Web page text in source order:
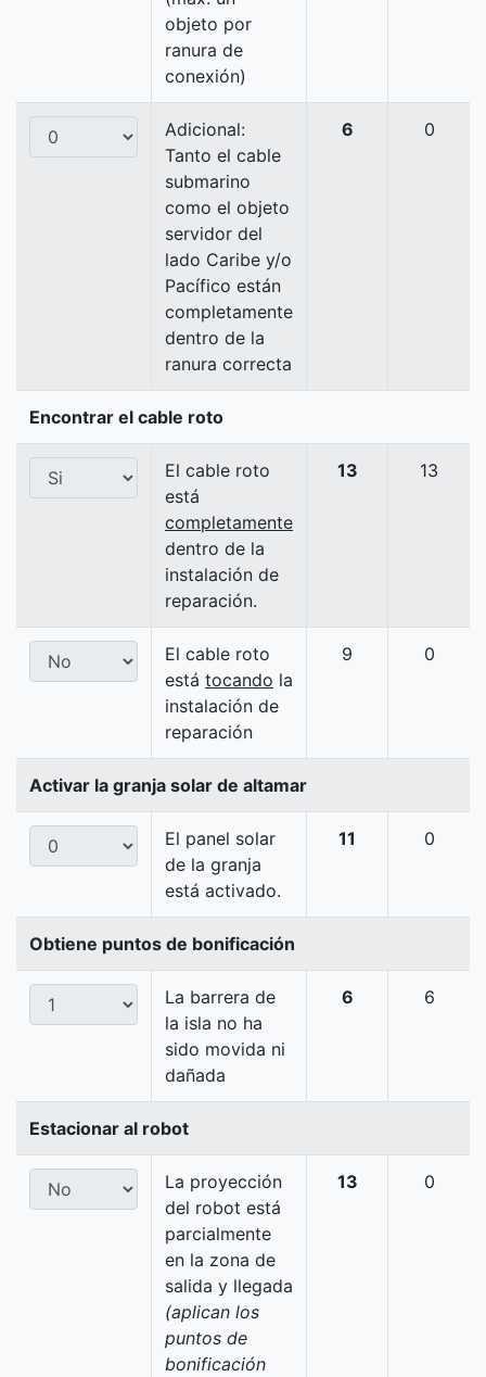
objeto por
ranura de
conexión)
Adicional:
Tanto el cable
submarino
como el objeto
servidor del
lado Caribe y/o
Pacífico están
completamente
dentro de la
ranura correcta
6 0
Encontrar el cable roto
El cable roto
está
completamente
dentro de la
instalación de
reparación.
13 13
El cable roto
está tocando la
instalación de
reparación
9 0
Activar la granja solar de altamar
El panel solar
de la granja
está activado.
11 0
Obtiene puntos de bonificación
La barrera de
la isla no ha
sido movida ni
dañada
6 6
Estacionar al robot
La proyección
del robot está
parcialmente
en la zona de
salida y llegada
(aplican los
puntos de
bonificación
13 0